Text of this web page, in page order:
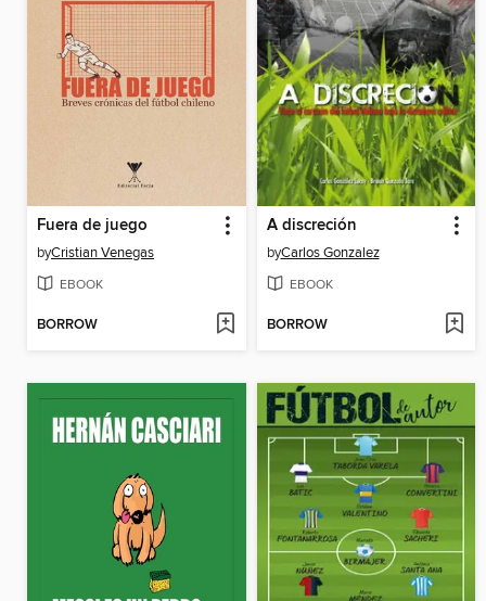
Fuera de juego
byCristian Venegas
EBOOK
BORROW
A discreción
byCarlos Gonzalez
EBOOK
BORROW